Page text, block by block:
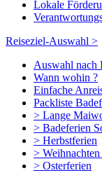
Lokale
Reiseziel-Auswahl >
Auswahl nach
Wann wohin ?
Einfache
Packliste
> Lange
> Badeferien
> Herbstferien
>
> Osterferien